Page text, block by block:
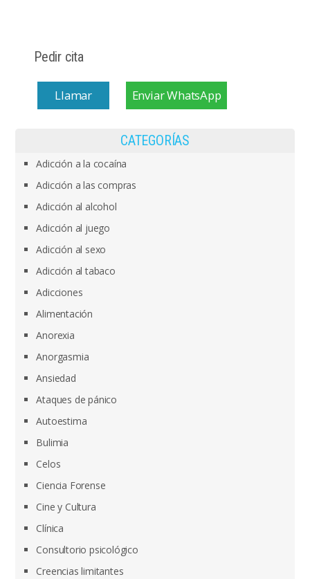
Pedir cita
Llamar Enviar WhatsApp
CATEGORÍAS
Adicción a la cocaína
Adicción a las compras
Adicción al alcohol
Adicción al juego
Adicción al sexo
Adicción al tabaco
Adicciones
Alimentación
Anorexia
Anorgasmia
Ansiedad
Ataques de pánico
Autoestima
Bulimia
Celos
Ciencia Forense
Cine y Cultura
Clínica
Consultorio psicológico
Creencias limitantes